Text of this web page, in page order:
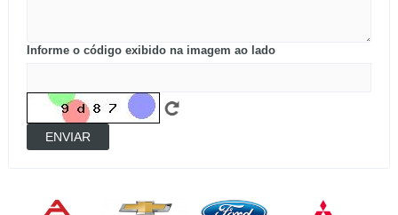
Informe o código exibido na imagem ao lado
ENVIAR